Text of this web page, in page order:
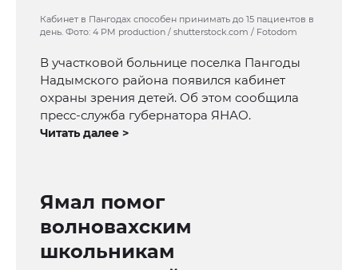
Кабинет в Пангодах способен принимать до 15 пациентов в
день. Фото: 4 PM production / shutterstock.com / Fotodom
В участковой больнице поселка Пангоды
Надымского района появился кабинет
охраны зрения детей. Об этом сообщила
пресс-служба губернатора ЯНАО.
Читать далее >
Ямал помог
волновахским
школьникам